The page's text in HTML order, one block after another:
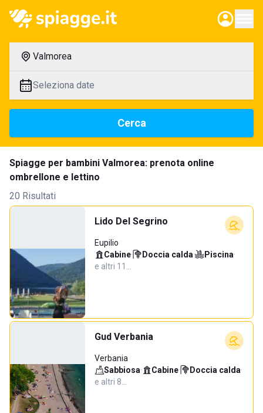
Valmorea
Seleziona date
Cerca
Spiagge per bambini Valmorea: prenota online
ombrellone e lettino
20 Risultati
Lido Del Segrino
Eupilio
Cabine· Doccia calda· Piscina·
e altri 11…
Gud Verbania
Verbania
Sabbiosa· Cabine· Doccia calda·
e altri 8…